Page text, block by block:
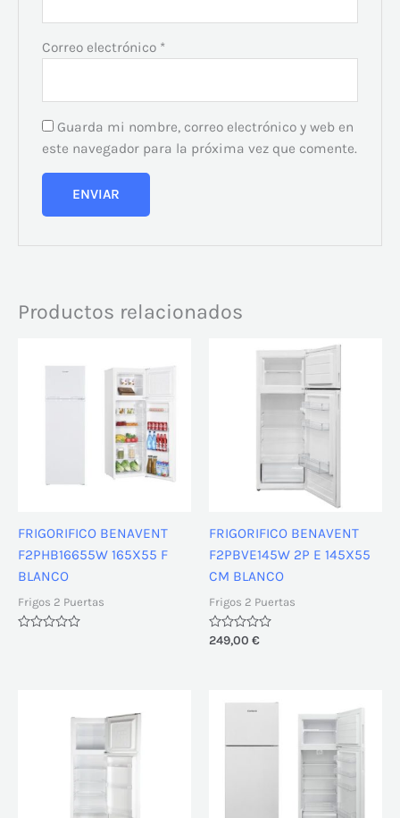
Correo electrónico *
Guarda mi nombre, correo electrónico y web en
este navegador para la próxima vez que comente.
Productos relacionados
FRIGORIFICO BENAVENT
F2PHB16655W 165X55 F
BLANCO
Frigos 2 Puertas
FRIGORIFICO BENAVENT
F2PBVE145W 2P E 145X55
CM BLANCO
Frigos 2 Puertas
Valorado
249,00 €